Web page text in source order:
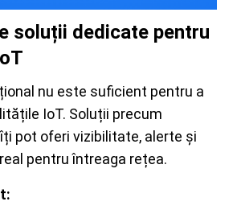
soluții dedicate pentru
nu este suficient pentru a
IoT. Soluții precum
îți pot oferi vizibilitate, alerte și
pentru întreaga rețea.